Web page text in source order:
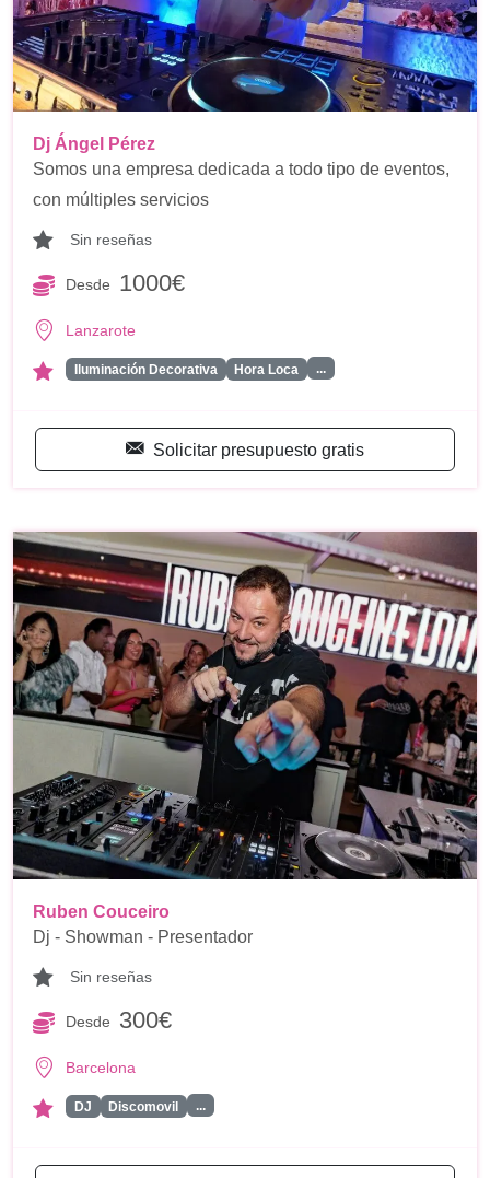
Dj Ángel Pérez
Somos una empresa dedicada a todo tipo de eventos,
con múltiples servicios
Sin reseñas
Desde 1000€
Lanzarote
Iluminación Decorativa Hora Loca ...
Solicitar presupuesto gratis
Ruben Couceiro
Dj - Showman - Presentador
Sin reseñas
Desde 300€
Barcelona
DJ Discomovil ...